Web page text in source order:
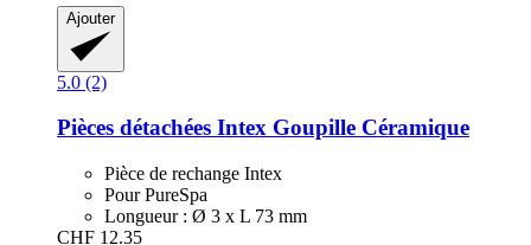
Ajouter
5.0 (2)
Pièces détachées Intex Goupille Céramique
Pièce de rechange Intex
Pour PureSpa
Longueur : Ø 3 x L 73 mm
CHF 12.35